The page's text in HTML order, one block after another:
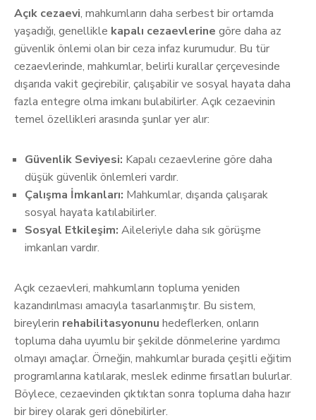
Açık cezaevi, mahkumların daha serbest bir ortamda
yaşadığı, genellikle kapalı cezaevlerine göre daha az
güvenlik önlemi olan bir ceza infaz kurumudur. Bu tür
cezaevlerinde, mahkumlar, belirli kurallar çerçevesinde
dışarıda vakit geçirebilir, çalışabilir ve sosyal hayata daha
fazla entegre olma imkanı bulabilirler. Açık cezaevinin
temel özellikleri arasında şunlar yer alır:
Güvenlik Seviyesi: Kapalı cezaevlerine göre daha
düşük güvenlik önlemleri vardır.
Çalışma İmkanları: Mahkumlar, dışarıda çalışarak
sosyal hayata katılabilirler.
Sosyal Etkileşim: Aileleriyle daha sık görüşme
imkanları vardır.
Açık cezaevleri, mahkumların topluma yeniden
kazandırılması amacıyla tasarlanmıştır. Bu sistem,
bireylerin rehabilitasyonunu hedeflerken, onların
topluma daha uyumlu bir şekilde dönmelerine yardımcı
olmayı amaçlar. Örneğin, mahkumlar burada çeşitli eğitim
programlarına katılarak, meslek edinme fırsatları bulurlar.
Böylece, cezaevinden çıktıktan sonra topluma daha hazır
bir birey olarak geri dönebilirler.